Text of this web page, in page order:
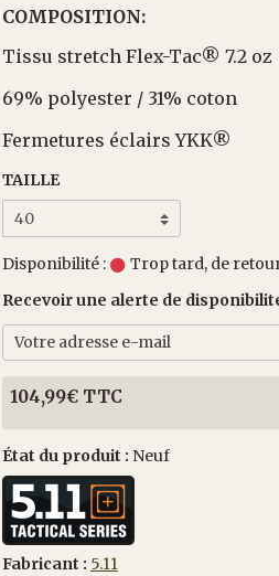
COMPOSITION:
Tissu stretch Flex-Tac® 7.2 oz
69% polyester / 31% coton
Fermetures éclairs YKK®
TAILLE
Disponibilité :
Trop tard, de
Recevoir une alerte de
104,99€ TTC
État du produit : Neuf
Fabricant : 5.11